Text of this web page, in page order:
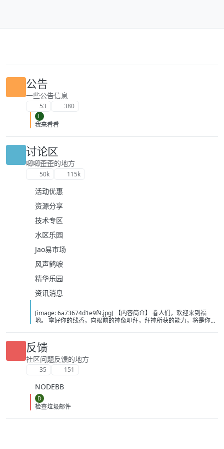
公告
一些公告信息
53 380
L
我来看看
讨论区
唧唧歪歪的地方
50k 115k
活动优惠
资源分享
技术专区
水区乐园
Jao易市场
风声鹤唳
精华乐园
资讯消息
[image: 6a73674d1e9f9.jpg] 【内容简介】 眷人们，欢迎来到福
地。 拿好你的线香，向眼前的神像叩拜，拜神所获的能力，将是你们
悲剧轮回…… 【作者简介】 作者：幻梦猎人，起点中文网作者，代表
作品：《灾厄收容所》《诡异分解指南》《天灾疯人院》《基因收容
所》等 【下载地址】 百度：
https://pan.baidu.com/s/1CTpsB1_Ju5NwzAhO0MvwZQ?pwd=9a1v
夸克：https://pan.quark.cn/s/ffe07719ebb3?pwd=aUYh 移动：
反馈
社区问题反馈的地方
35 151
NODEBB
D
检查垃圾邮件